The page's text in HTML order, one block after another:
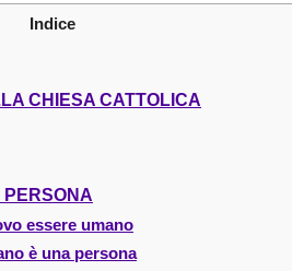
Indice
CHIESA CATTOLICA
PERSONA
essere umano
è una persona